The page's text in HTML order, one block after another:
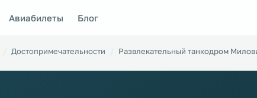
Авиабилеты Блог
Достопримечательности Развлекательный танкодром